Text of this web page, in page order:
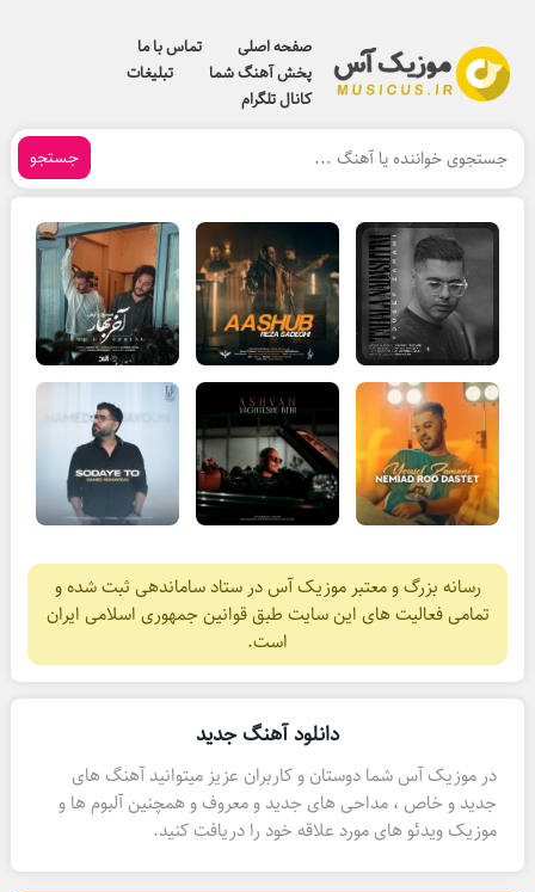
صفحه اصلی
تماس با ما
پخش آهنگ شما
تبلیغات
کانال تلگرام
جستجو
رسانه بزرگ و معتبر موزیک آس در ستاد ساماندهی ثبت شده و
تمامی فعالیت های این سایت طبق قوانین جمهوری اسلامی ایران
است.
دانلود آهنگ جدید
در موزیک آس شما دوستان و کاربران عزیز میتوانید آهنگ های
جدید و خاص ، مداحی های جدید و معروف و همچنین آلبوم ها و
موزیک ویدئو های مورد علاقه خود را دریافت کنید.